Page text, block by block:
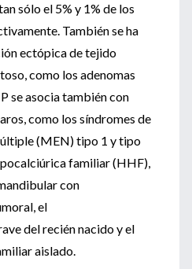
sólo el 5% y 1% de los
También se ha
ectópica de tejido
como los adenomas
se asocia también con
como los síndromes de
(MEN) tipo 1 y tipo
familiar (HHF),
con
el
del recién nacido y el
aislado.